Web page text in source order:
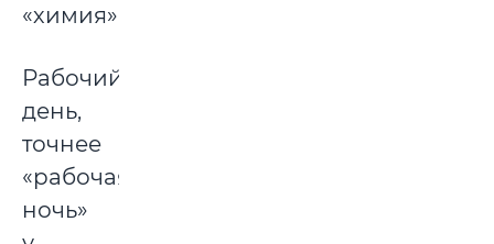
«химия».
Рабочий
день,
точнее
«рабочая
ночь»